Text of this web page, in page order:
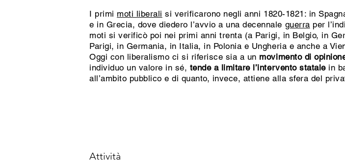
I primi moti liberali si verificarono negli anni 1820-1821: in
e in Grecia, dove diedero l’avvio a una decennale guerra per
moti si verificò poi nei primi anni trenta (a Parigi, in Belgio, in
Parigi, in Germania, in Italia, in Polonia e Ungheria e anche a
Oggi con liberalismo ci si riferisce sia a un movimento di
individuo un valore in sé, tende a limitare l’intervento statalein
all’ambito pubblico e di quanto, invece, attiene alla sfera del
Attività